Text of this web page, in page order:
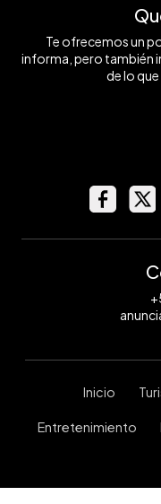
Te ofrecemos un
informa, pero también
de lo
Inicio
Entretenimiento